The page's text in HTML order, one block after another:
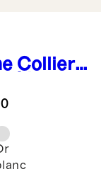
Collier
à
et à
semi-